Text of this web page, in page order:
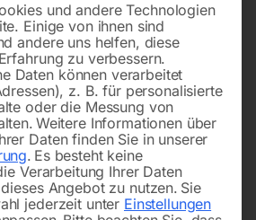
und andere Technologien
Einige von ihnen sind
andere uns helfen, diese
zu verbessern.
Daten können verarbeitet
z. B. für personalisierte
oder die Messung von
Weitere Informationen über
Daten finden Sie in unserer
. Es besteht keine
Verarbeitung Ihrer Daten
Angebot zu nutzen. Sie
jederzeit unter Einstellungen